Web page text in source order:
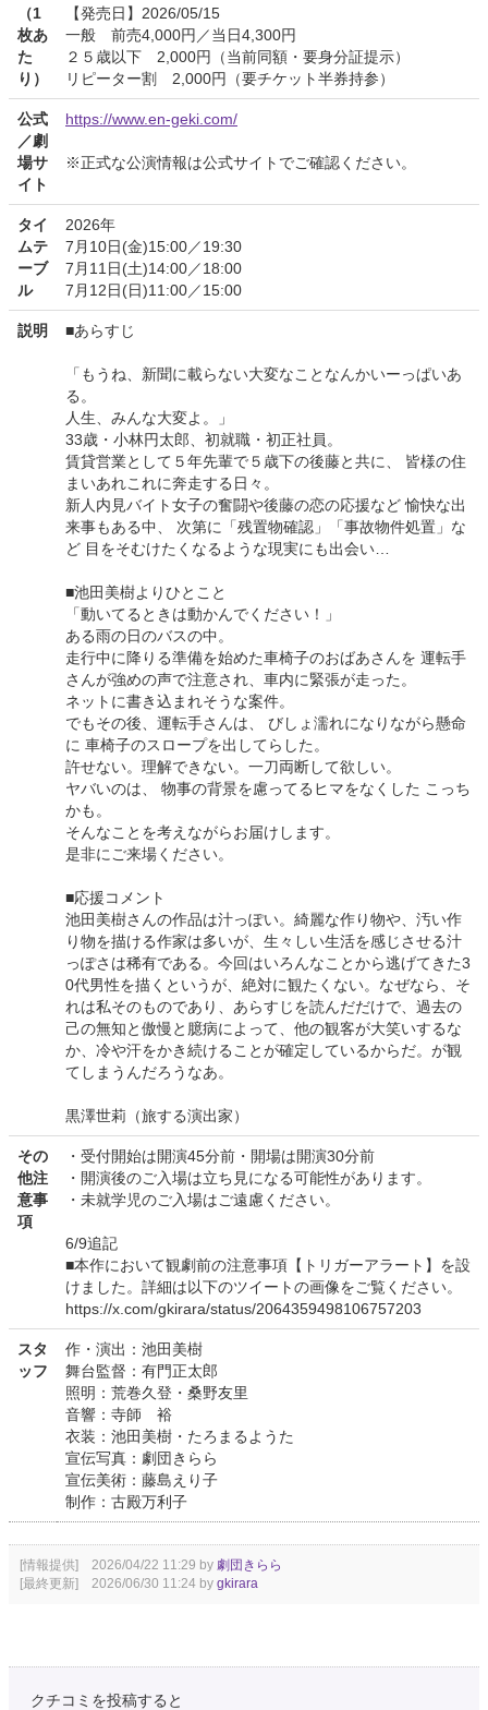
（1
枚あ
た
り）
【発売日】2026/05/15
一般 前売4,000円／当日4,300円
２５歳以下 2,000円（当前同額・要身分証提示）
リピーター割 2,000円（要チケット半券持参）
公式
／劇
場サ
イト
https://www.en-geki.com/
※正式な公演情報は公式サイトでご確認ください。
タイ
ムテ
ーブ
ル
2026年
7月10日(金)15:00／19:30
7月11日(土)14:00／18:00
7月12日(日)11:00／15:00
説明 ■あらすじ
「もうね、新聞に載らない大変なことなんかいーっぱいあ
る。
人生、みんな大変よ。」
33歳・小林円太郎、初就職・初正社員。
賃貸営業として５年先輩で５歳下の後藤と共に、 皆様の住
まいあれこれに奔走する日々。
新人内見バイト女子の奮闘や後藤の恋の応援など 愉快な出
来事もある中、 次第に「残置物確認」「事故物件処置」な
ど 目をそむけたくなるような現実にも出会い…
■池田美樹よりひとこと
「動いてるときは動かんでください！」
ある雨の日のバスの中。
走行中に降りる準備を始めた車椅子のおばあさんを 運転手
さんが強めの声で注意され、車内に緊張が走った。
ネットに書き込まれそうな案件。
でもその後、運転手さんは、 びしょ濡れになりながら懸命
に 車椅子のスロープを出してらした。
許せない。理解できない。一刀両断して欲しい。
ヤバいのは、 物事の背景を慮ってるヒマをなくした こっち
かも。
そんなことを考えながらお届けします。
是非にご来場ください。
■応援コメント
池田美樹さんの作品は汁っぽい。綺麗な作り物や、汚い作
り物を描ける作家は多いが、生々しい生活を感じさせる汁
っぽさは稀有である。今回はいろんなことから逃げてきた3
0代男性を描くというが、絶対に観たくない。なぜなら、そ
れは私そのものであり、あらすじを読んだだけで、過去の
己の無知と傲慢と臆病によって、他の観客が大笑いするな
か、冷や汗をかき続けることが確定しているからだ。が観
てしまうんだろうなあ。
黒澤世莉（旅する演出家）
その
他注
意事
項
・受付開始は開演45分前・開場は開演30分前
・開演後のご入場は立ち見になる可能性があります。
・未就学児のご入場はご遠慮ください。
6/9追記
■本作において観劇前の注意事項【トリガーアラート】を設
けました。詳細は以下のツイートの画像をご覧ください。
https://x.com/gkirara/status/2064359498106757203
スタ
ッフ
作・演出：池田美樹
舞台監督：有門正太郎
照明：荒巻久登・桑野友里
音響：寺師 裕
衣装：池田美樹・たろまるようた
宣伝写真：劇団きらら
宣伝美術：藤島えり子
制作：古殿万利子
[情報提供] 2026/04/22 11:29 by 劇団きらら
[最終更新] 2026/06/30 11:24 by gkirara
クチコミを投稿すると